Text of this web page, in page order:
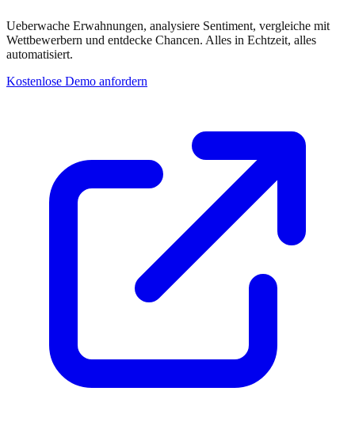
Ueberwache Erwahnungen, analysiere Sentiment, vergleiche mit
Wettbewerbern und entdecke Chancen. Alles in Echtzeit, alles
automatisiert.
Kostenlose Demo anfordern